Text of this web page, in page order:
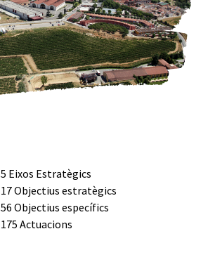
5 Eixos Estratègics
17 Objectius estratègics
56 Objectius específics
175 Actuacions